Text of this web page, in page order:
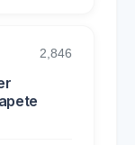
2,846